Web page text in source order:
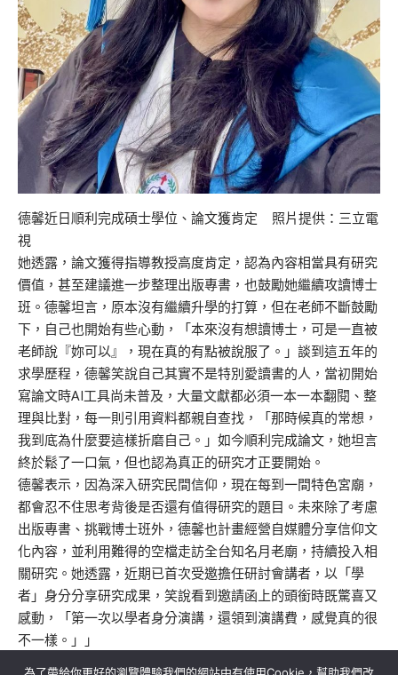
德馨近日順利完成碩士學位、論文獲肯定 照片提供：三立電
視
她透露，論文獲得指導教授高度肯定，認為內容相當具有研究
價值，甚至建議進一步整理出版專書，也鼓勵她繼續攻讀博士
班。德馨坦言，原本沒有繼續升學的打算，但在老師不斷鼓勵
下，自己也開始有些心動，「本來沒有想讀博士，可是一直被
老師說『妳可以』，現在真的有點被說服了。」談到這五年的
求學歷程，德馨笑說自己其實不是特別愛讀書的人，當初開始
寫論文時AI工具尚未普及，大量文獻都必須一本一本翻閱、整
理與比對，每一則引用資料都親自查找，「那時候真的常想，
我到底為什麼要這樣折磨自己。」如今順利完成論文，她坦言
終於鬆了一口氣，但也認為真正的研究才正要開始。
德馨表示，因為深入研究民間信仰，現在每到一間特色宮廟，
都會忍不住思考背後是否還有值得研究的題目。未來除了考慮
出版專書、挑戰博士班外，德馨也計畫經營自媒體分享信仰文
化內容，並利用難得的空檔走訪全台知名月老廟，持續投入相
關研究。她透露，近期已首次受邀擔任研討會講者，以「學
者」身分分享研究成果，笑說看到邀請函上的頭銜時既驚喜又
感動，「第一次以學者身分演講，還領到演講費，感覺真的很
不一樣。」」